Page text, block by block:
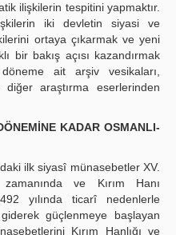
ilişkilerin tespitini yapmaktır.
iki devletin siyasi ve
ortaya çıkarmak ve yeni
bir bakış açısı kazandırmak
ait arşiv vesikaları,
araştırma eserlerinden
KADAR OSMANLI-
ilk siyasî münasebetler XV.
ve Kırım Hanı
yılında ticarî nedenlerle
güçlenmeye başlayan
Kırım Hanlığı ve